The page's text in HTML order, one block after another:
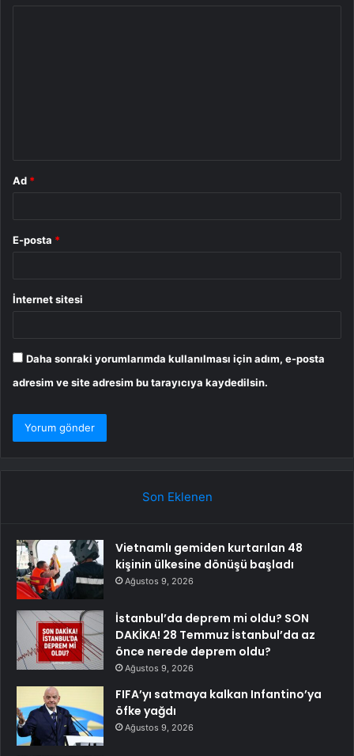
Ad *
E-posta *
İnternet sitesi
Daha sonraki yorumlarımda kullanılması için adım, e-posta
adresim ve site adresim bu tarayıcıya kaydedilsin.
Son Eklenen
Vietnamlı gemiden kurtarılan 48
kişinin ülkesine dönüşü başladı
Ağustos 9, 2026
İstanbul’da deprem mi oldu? SON
DAKİKA! 28 Temmuz İstanbul’da az
önce nerede deprem oldu?
Ağustos 9, 2026
FIFA’yı satmaya kalkan Infantino’ya
öfke yağdı
Ağustos 9, 2026